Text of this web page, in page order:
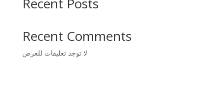
Recent Comments
لا توجد تعليقات للعرض.